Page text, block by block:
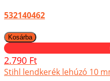
532140462
2.790 Ft
Stihl lendkerék lehúzó 10